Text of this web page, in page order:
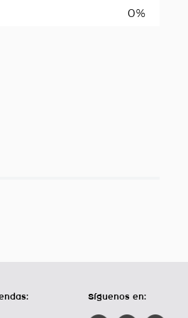
0%
Síguenos en: